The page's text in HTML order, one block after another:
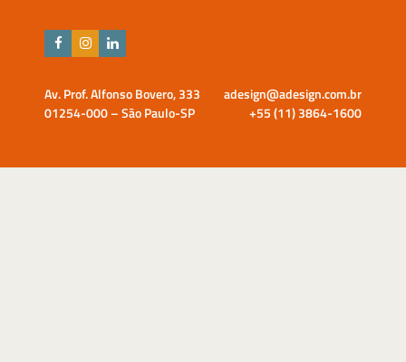
Av. Prof. Alfonso Bovero, 333
01254-000 – São Paulo-SP
adesign@adesign.com.br
+55 (11) 3864-1600